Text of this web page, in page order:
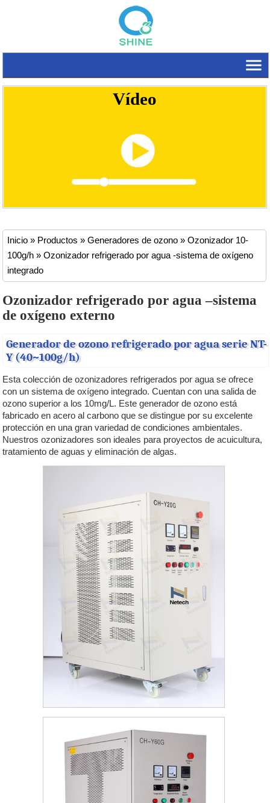
Vídeo
Inicio » Productos »Generadores de ozono »Ozonizador 10-
100g/h »Ozonizador refrigerado por agua -sistema de oxígeno
integrado
Ozonizador refrigerado por agua –sistema
de oxígeno externo
Generador de ozono refrigerado por agua serie NT-
Y (40~100g/h)
Esta colección de ozonizadores refrigerados por agua se ofrece
con un sistema de oxígeno integrado. Cuentan con una salida de
ozono superior a los 10mg/L. Este generador de ozono está
fabricado en acero al carbono que se distingue por su excelente
protección en una gran variedad de condiciones ambientales.
Nuestros ozonizadores son ideales para proyectos de acuicultura,
tratamiento de aguas y eliminación de algas.